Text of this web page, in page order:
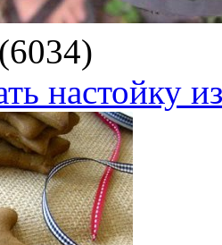
(6034)
настойку